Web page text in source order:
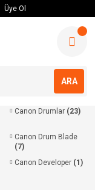
Üye Ol
ARA
Canon Drumlar (23)
Canon Drum Blade
(7)
Canon Developer (1)